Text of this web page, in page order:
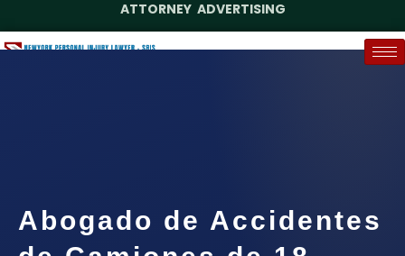
ATTORNEY ADVERTISING
Abogado de Accidentes